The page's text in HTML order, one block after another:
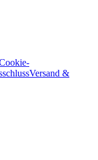
Versand &